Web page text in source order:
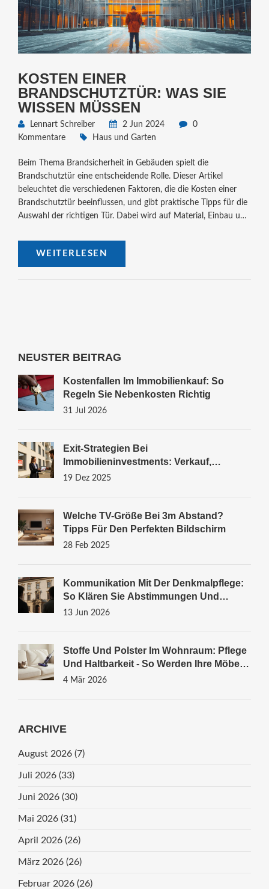
KOSTEN EINER
BRANDSCHUTZTÜR: WAS SIE
WISSEN MÜSSEN
Lennart Schreiber 2 Jun 2024
0
Kommentare
Haus und Garten
Beim Thema Brandsicherheit in Gebäuden spielt die
Brandschutztür eine entscheidende Rolle. Dieser Artikel
beleuchtet die verschiedenen Faktoren, die die Kosten einer
Brandschutztür beeinflussen, und gibt praktische Tipps für die
Auswahl der richtigen Tür. Dabei wird auf Material, Einbau und
WEITERLESEN
NEUSTER BEITRAG
Kostenfallen Im Immobilienkauf: So
Regeln Sie Nebenkosten Richtig
31 Jul 2026
Exit-Strategien Bei
Immobilieninvestments: Verkauf,
Refinanzierung, Halten - Was Wirklich
19 Dez 2025
Welche TV-Größe Bei 3m Abstand?
Tipps Für Den Perfekten Bildschirm
28 Feb 2025
Kommunikation Mit Der Denkmalpflege:
So Klären Sie Abstimmungen Und
Termine Richtig
13 Jun 2026
Stoffe Und Polster Im Wohnraum: Pflege
Und Haltbarkeit - So Werden Ihre Möbel
Länger Schön
4 Mär 2026
ARCHIVE
August 2026 (7)
Juli 2026 (33)
Juni 2026 (30)
Mai 2026 (31)
April 2026 (26)
März 2026 (26)
Februar 2026 (26)